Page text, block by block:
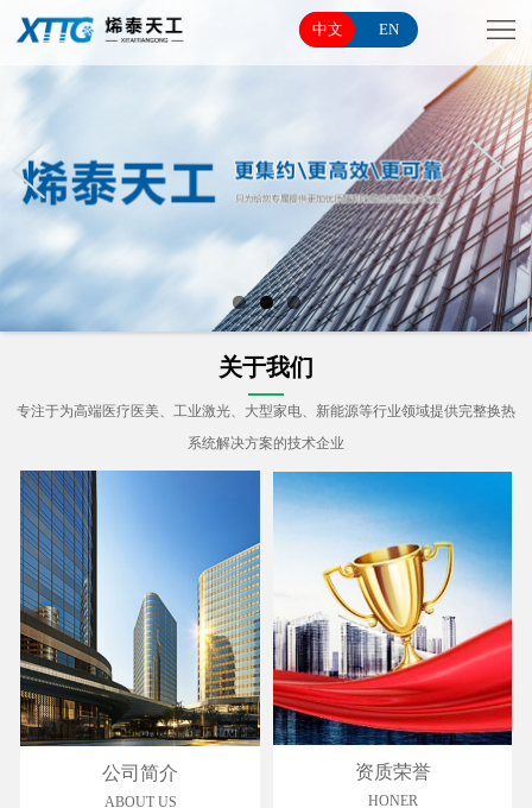
中文 EN
列
领
闻
心
联
我
关于我们
专注于为高端医疗医美、工业激光、大型家电、新能源等行业领域提供完整换热
系统解决方案的技术企业
公司简介
ABOUT US
资质荣誉
HONER